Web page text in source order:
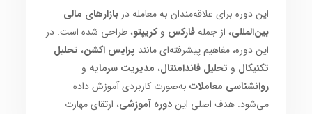
این دوره برای علاقه‌مندان به معامله دربازارهای مالی
بین‌المللی، از جملهفارکس وکریپتو، طراحی شده است. در
این دوره، مفاهیم پیشرفته‌ای مانند پرایس اکشن، تحلیل
تکنیکال و تحلیل فاندامنتال، مدیریت سرمایه و
روانشناسی معاملات به‌صورت کاربردی آموزش داده
می‌شود. هدف اصلی ایندوره آموزشی، ارتقای مهارت